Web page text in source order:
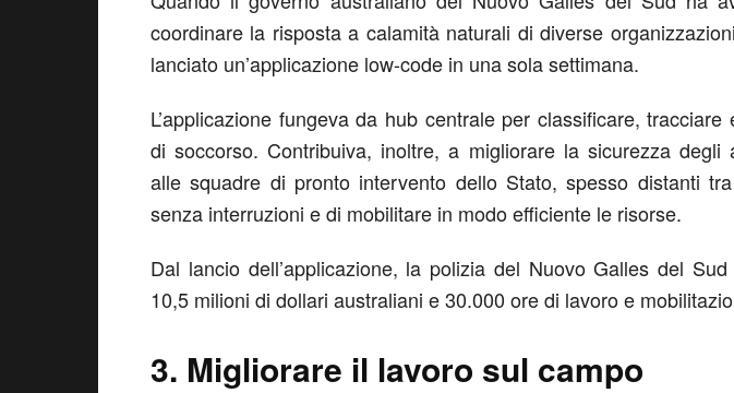
coordinare la risposta a calamità naturali di diverse
lanciato un’applicazione low-code in una sola settimana.
L’applicazione fungeva da hub centrale per classificare,
di soccorso. Contribuiva, inoltre, a migliorare la sicurezza degli
alle squadre di pronto intervento dello Stato, spesso distanti
senza interruzioni e di mobilitare in modo efficiente le risorse.
Dal lancio dell’applicazione, la polizia del Nuovo Galles del
10,5 milioni di dollari australiani e 30.000 ore di lavoro e
3. Migliorare il lavoro sul campo